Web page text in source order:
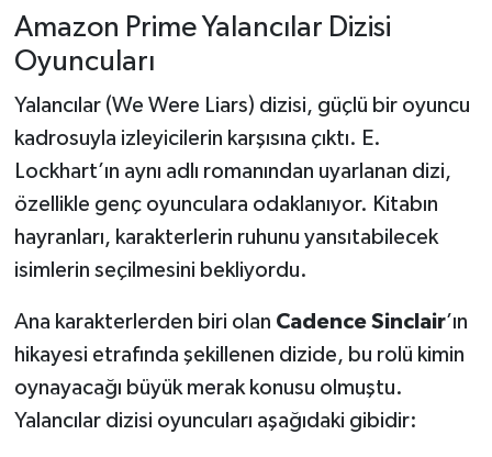
Amazon Prime Yalancılar Dizisi
Oyuncuları
Yalancılar (We Were Liars) dizisi, güçlü bir oyuncu
kadrosuyla izleyicilerin karşısına çıktı. E.
Lockhart’ın aynı adlı romanından uyarlanan dizi,
özellikle genç oyunculara odaklanıyor. Kitabın
hayranları, karakterlerin ruhunu yansıtabilecek
isimlerin seçilmesini bekliyordu.
Ana karakterlerden biri olan Cadence Sinclair’ın
hikayesi etrafında şekillenen dizide, bu rolü kimin
oynayacağı büyük merak konusu olmuştu.
Yalancılar dizisi oyuncuları aşağıdaki gibidir: